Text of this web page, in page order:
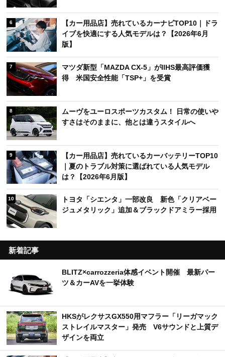
6
【カー用品店】売れているカーナビTOP10｜ドラ
イブを快適にする人気モデルは？【2026年6月
版】
7
マツダ新型「MAZDA CX-5」がIIHS最高評価獲
得 米国安全性能「TSP+」を受賞
8
ムーヴをユーロスポーツカスタム！ 日常の使いや
すさはそのままに、他とは違うスタイルへ
9
【カー用品店】売れているカーバッテリーTOP10
｜夏のトラブル対策に選ばれている人気モデル
は？【2026年6月版】
10
トヨタ「シエンタ」一部改良 新色「クリアベー
ジュメタリック」追加＆ブラックドアミラー採用
新着記事
BLITZ×carrozzeria体感イベント開催 最新パー
ツ＆カーAVを一挙体験
HKSがレクサスGX550用マフラー「リーガマック
ストレイルマスター」発売 V6サウンドと上質デ
ザインを両立